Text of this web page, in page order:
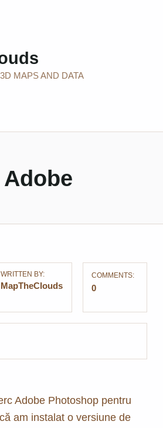
MAPS AND DATA
WRITTEN BY:
MapTheClouds
COMMENTS:
0
Adobe Photoshop pentru
am instalat o versiune de